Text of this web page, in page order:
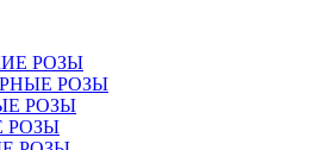
РОЗЫ
РОЗЫ
РОЗЫ
РОЗЫ